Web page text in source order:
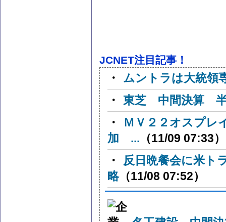
JCNET注目記事！
・
ムントラは大統領
・
東芝 中間決算 半
・
ＭＶ２２オスプレ
加 ... （11/09 07:33）
・
反日晩餐会に米ト
略（11/08 07:52）